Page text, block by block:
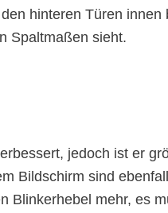
hinteren Türen
Spaltmaßen sieht.
jedoch ist er
Bildschirm sind
Blinkerhebel mehr, es